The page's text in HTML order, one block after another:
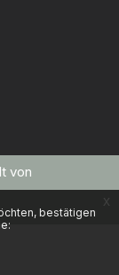
bestätigen
x
von